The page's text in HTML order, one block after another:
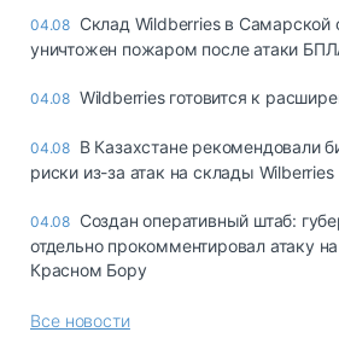
04.08 Склад Wildberries в Самарской
уничтожен пожаром после атаки
04.08 Wildberries готовится к
04.08 В Казахстане рекомендовали
риски из-за атак на склады Wilberries
04.08 Создан оперативный штаб:
отдельно прокомментировал атаку
Красном Бору
Все новости